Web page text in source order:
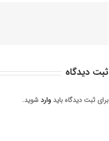
ثبت ديدگاه
برای ثبت دیدگاه باید واردشوید.